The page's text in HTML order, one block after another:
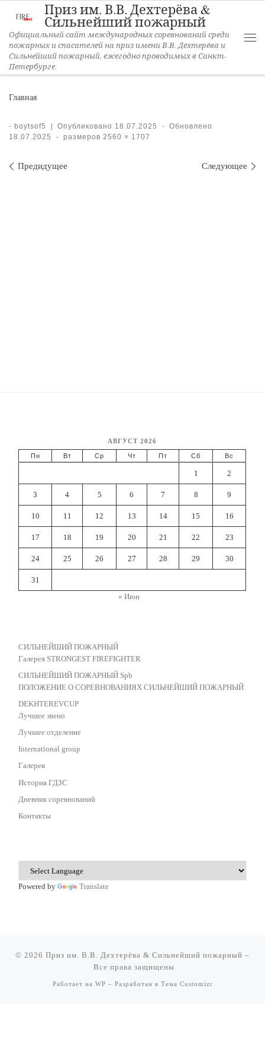
Перейти к содержимому
Приз им. В.В. Дехтерёва &
Сильнейший пожарный
Официальный сайт международных соревнований среди
пожарных и спасателей на приз имени В.В. Дехтерёва и
Сильнейший пожарный, ежегодно проводимых в Санкт-
Петербурге.
Главная
- boytsof5 | Опубликовано 18.07.2025 - Обновлено
18.07.2025
- размеров 2560 × 1707
Навигация по изображениям
Предидущее Следующее
АВГУСТ 2026
Пн Вт Ср Чт Пт Сб Вс
1 2
3 4 5 6 7 8 9
10 11 12 13 14 15 16
17 18 19 20 21 22 23
24 25 26 27 28 29 30
31
« Июн
СИЛЬНЕЙШИЙ ПОЖАРНЫЙ
Галерея STRONGEST FIREFIGHTER
СИЛЬНЕЙШИЙ ПОЖАРНЫЙ Spb
ПОЛОЖЕНИЕ О СОРЕВНОВАНИЯХ СИЛЬНЕЙШИЙ ПОЖАРНЫЙ
DEKHTEREVCUP
Лучшее звено
Лучшее отделение
International group
Галерея
История ГДЗС
Дневник соревнований
Контакты
Powered by Translate
© 2026 Приз им. В.В. Дехтерёва & Сильнейший пожарный –
Все права защищены
Работает на WP – Разработан в Тема Customizr